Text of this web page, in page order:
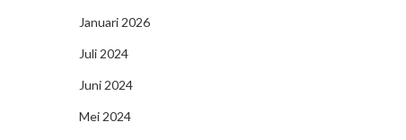
Januari 2026
Juli 2024
Juni 2024
Mei 2024